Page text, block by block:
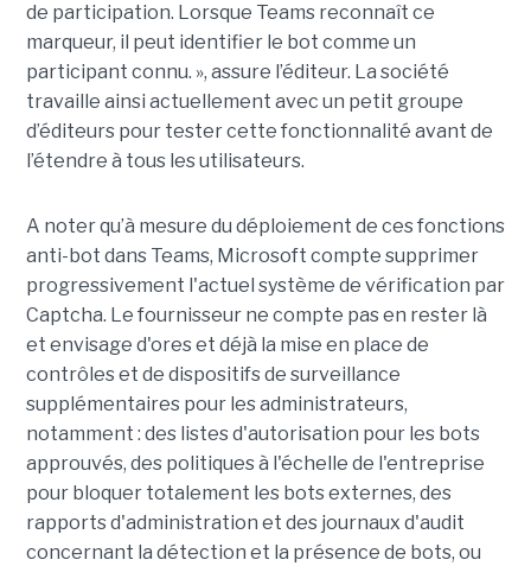
de participation. Lorsque Teams reconnaît ce
marqueur, il peut identifier le bot comme un
participant connu. », assure l’éditeur. La société
travaille ainsi actuellement avec un petit groupe
d’éditeurs pour tester cette fonctionnalité avant de
l’étendre à tous les utilisateurs.
A noter qu’à mesure du déploiement de ces fonctions
anti-bot dans Teams, Microsoft compte supprimer
progressivement l'actuel système de vérification par
Captcha. Le fournisseur ne compte pas en rester là
et envisage d'ores et déjà la mise en place de
contrôles et de dispositifs de surveillance
supplémentaires pour les administrateurs,
notamment : des listes d'autorisation pour les bots
approuvés, des politiques à l'échelle de l'entreprise
pour bloquer totalement les bots externes, des
rapports d'administration et des journaux d'audit
concernant la détection et la présence de bots, ou